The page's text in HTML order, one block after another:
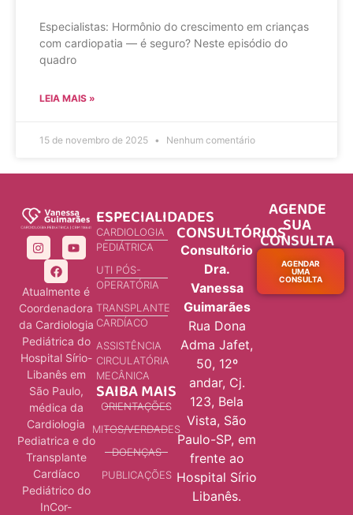
Especialistas: Hormônio do crescimento em crianças
com cardiopatia — é seguro? Neste episódio do
quadro
LEIA MAIS »
15 de novembro de 2025 Nenhum comentário
Atualmente é
Coordenadora
da Cardiologia
Pediátrica do
Hospital Sírio-
Libanês em
São Paulo,
médica da
Cardiologia
Pediatrica e do
Transplante
Cardíaco
Pediátrico do
InCor-
ESPECIALIDADES
CARDIOLOGIA
PEDIÁTRICA
UTI PÓS-
OPERATÓRIA
TRANSPLANTE
CARDÍACO
ASSISTÊNCIA
CIRCULATÓRIA
MECÂNICA
SAIBA MAIS
ORIENTAÇÕES
MITOS/VERDADES
DOENÇAS
PUBLICAÇÕES
CONSULTÓRIOS
Consultório
Dra.
Vanessa
Guimarães
Rua Dona
Adma Jafet,
50, 12º
andar, Cj.
123, Bela
Vista, São
Paulo-SP, em
frente ao
Hospital Sírio
Libanês.
AGENDE
SUA
CONSULTA
AGENDAR
UMA
CONSULTA